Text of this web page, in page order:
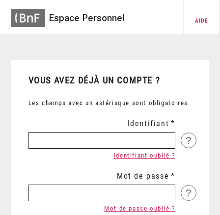
Espace Personnel AIDE
VOUS AVEZ DÉJÀ UN COMPTE ?
Les champs avec un astérisque sont obligatoires.
Identifiant
?
Identifiant oublié ?
Mot de passe
?
Mot de passe oublié ?